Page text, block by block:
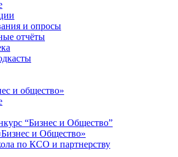
и опросы
отчёты
и общество»
“Бизнес и Общество”
и Общество»
по КСО и партнерству